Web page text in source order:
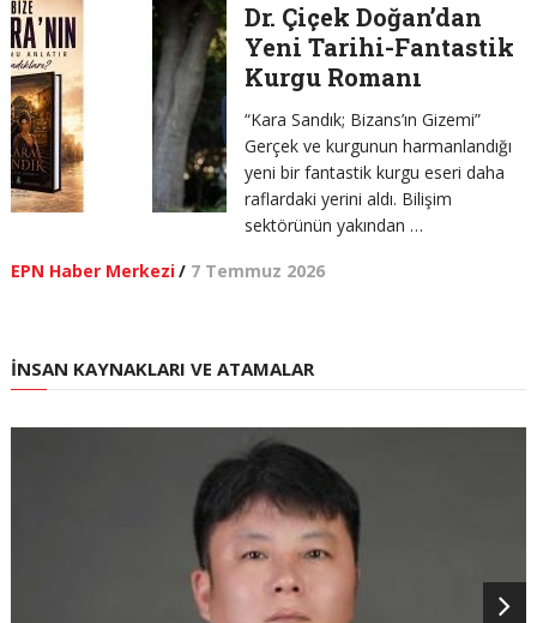
Dr. Çiçek Doğan’dan
Yeni Tarihi-Fantastik
Kurgu Romanı
“Kara Sandık; Bizans’ın Gizemi”
Gerçek ve kurgunun harmanlandığı
yeni bir fantastik kurgu eseri daha
raflardaki yerini aldı. Bilişim
sektörünün yakından …
EPN Haber Merkezi/ 7 Temmuz 2026
İNSAN KAYNAKLARI VE ATAMALAR